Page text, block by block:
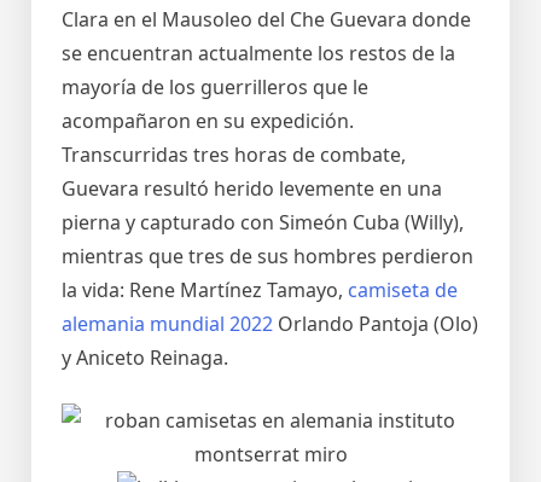
Clara en el Mausoleo del Che Guevara donde
se encuentran actualmente los restos de la
mayoría de los guerrilleros que le
acompañaron en su expedición.
Transcurridas tres horas de combate,
Guevara resultó herido levemente en una
pierna y capturado con Simeón Cuba (Willy),
mientras que tres de sus hombres perdieron
la vida: Rene Martínez Tamayo, camiseta de
alemania mundial 2022 Orlando Pantoja (Olo)
y Aniceto Reinaga.